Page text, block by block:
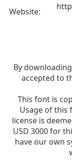
Website:
By
accepted to
This font is
Usage of
license is
USD 3000 for
have our own